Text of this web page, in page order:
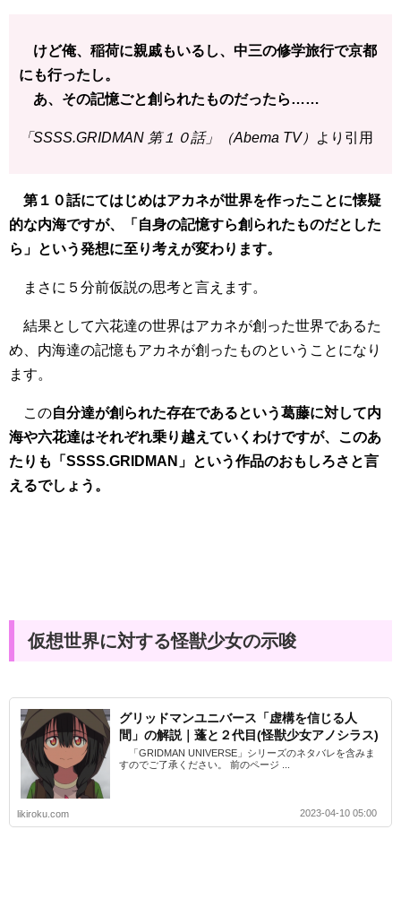
けど俺、稲荷に親戚もいるし、中三の修学旅行で京都
にも行ったし。
あ、その記憶ごと創られたものだったら……
「SSSS.GRIDMAN 第１０話」（Abema TV） より引用
第１０話にてはじめはアカネが世界を作ったことに懐疑
的な内海ですが、「自身の記憶すら創られたものだとした
ら」という発想に至り考えが変わります。
まさに５分前仮説の思考と言えます。
結果として六花達の世界はアカネが創った世界であるた
め、内海達の記憶もアカネが創ったものということになり
ます。
この自分達が創られた存在であるという葛藤に対して内
海や六花達はそれぞれ乗り越えていくわけですが、このあ
たりも「SSSS.GRIDMAN」という作品のおもしろさと言
えるでしょう。
仮想世界に対する怪獣少女の示唆
グリッドマンユニバース「虚構を信じる人
間」の解説｜蓬と２代目(怪獣少女アノシラス)
「GRIDMAN UNIVERSE」シリーズのネタバレを含みま
すのでご了承ください。 前のページ ...
likiroku.com 2023-04-10 05:00